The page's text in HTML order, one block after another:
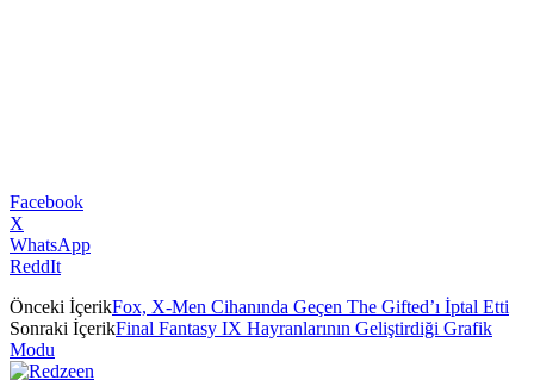
Facebook
X
WhatsApp
ReddIt
Önceki İçerikFox, X-Men Cihanında Geçen The Gifted’ı İptal Etti
Sonraki İçerikFinal Fantasy IX Hayranlarının Geliştirdiği Grafik
Modu